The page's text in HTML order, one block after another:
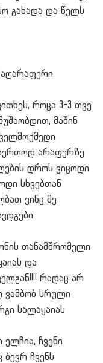
გახადა და წელს
როცა 3-3 თვე
მაშინ
არაფერზე
დროს ვიცოდი
სხვებთან
ვინც მე
თანამშრომელი
და
რადაც არ
ვამბობ სრული
სალაყაიას
ელჩია, ჩვენი
ჩვენს